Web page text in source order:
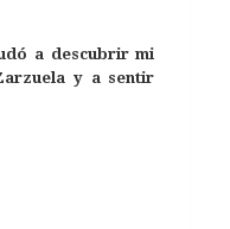
a descubrir mi
y a sentir